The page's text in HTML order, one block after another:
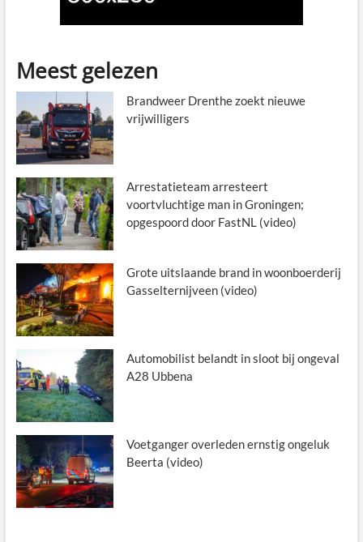
Meest gelezen
Brandweer Drenthe zoekt nieuwe
vrijwilligers
Arrestatieteam arresteert
voortvluchtige man in Groningen;
opgespoord door FastNL (video)
Grote uitslaande brand in woonboerderij
Gasselternijveen (video)
Automobilist belandt in sloot bij ongeval
A28 Ubbena
Voetganger overleden ernstig ongeluk
Beerta (video)